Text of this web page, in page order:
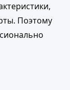
Поэтому